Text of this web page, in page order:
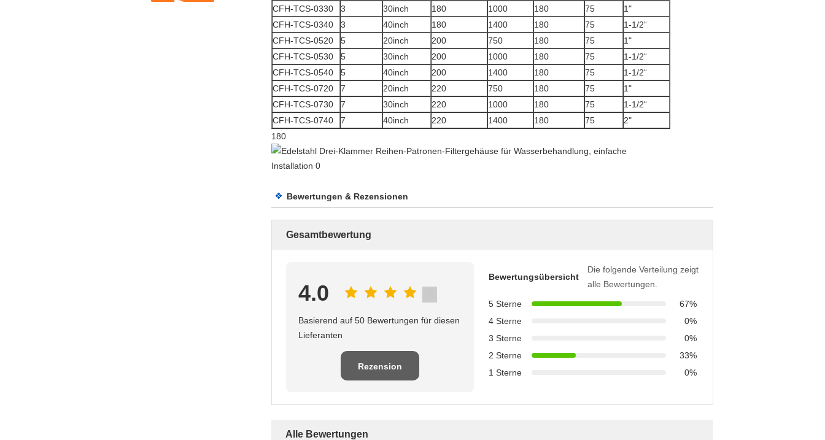
CFH-TCS-0330
3 30inch 180 1000 180 75
1"
CFH-TCS-0340
3 40inch 180 1400 180 75
1-1/2“
CFH-TCS-0520
5 20inch 200 750 180 75
1"
CFH-TCS-0530
5 30inch 200 1000 180 75
1-1/2“
CFH-TCS-0540
5 40inch 200 1400 180 75
1-1/2“
CFH-TCS-0720
7 20inch 220 750 180 75
1"
CFH-TCS-0730
7 30inch 220 1000 180 75
1-1/2“
CFH-TCS-0740
7 40inch 220 1400 180 75
2"
180
Bewertungen & Rezensionen
Gesamtbewertung
4.0
Basierend auf 50 Bewertungen für diesen
Lieferanten
Rezension
Bewertungsübersicht
Die folgende Verteilung zeigt
alle Bewertungen.
5 Sterne
67%
4 Sterne
0%
3 Sterne
0%
2 Sterne
33%
1 Sterne
0%
Alle Bewertungen